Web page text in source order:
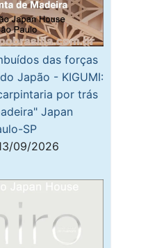
das forças
Japão - KIGUMI:
por trás
Japan
SP
09/2026